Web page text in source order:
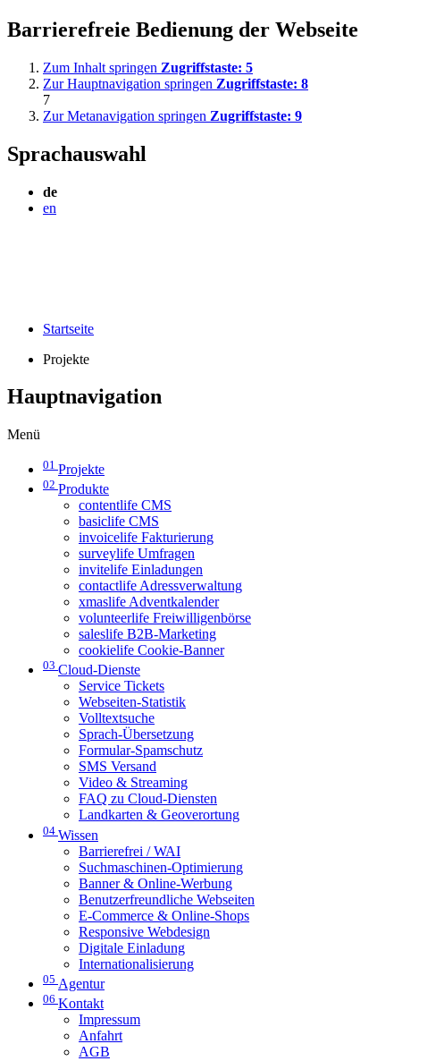
Barrierefreie Bedienung der Webseite
Zum Inhalt springen Zugriffstaste: 5
Zur Hauptnavigation springen Zugriffstaste: 8
7
Zur Metanavigation springen Zugriffstaste: 9
Sprachauswahl
de
en
Startseite
Projekte
Hauptnavigation
Menü
01 Projekte
02 Produkte
contentlife CMS
basiclife CMS
invoicelife Fakturierung
surveylife Umfragen
invitelife Einladungen
contactlife Adressverwaltung
xmaslife Adventkalender
volunteerlife Freiwilligenbörse
saleslife B2B-Marketing
cookielife Cookie-Banner
03 Cloud-Dienste
Service Tickets
Webseiten-Statistik
Volltextsuche
Sprach-Übersetzung
Formular-Spamschutz
SMS Versand
Video & Streaming
FAQ zu Cloud-Diensten
Landkarten & Geoverortung
04 Wissen
Barrierefrei / WAI
Suchmaschinen-Optimierung
Banner & Online-Werbung
Benutzerfreundliche Webseiten
E-Commerce & Online-Shops
Responsive Webdesign
Digitale Einladung
Internationalisierung
05 Agentur
06 Kontakt
Impressum
Anfahrt
AGB